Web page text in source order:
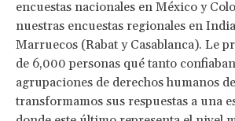
encuestas nacionales en México y
nuestras encuestas regionales en
Marruecos (Rabat y Casablanca). Le
de 6,000 personas qué tanto
agrupaciones de derechos humanos
transformamos sus respuestas a una